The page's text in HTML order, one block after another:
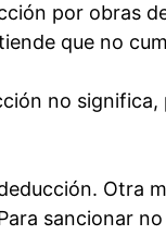
por obras
que no
no significa,
Otra
sancionar